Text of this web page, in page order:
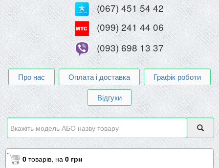
(067) 451 54 42
(099) 241 44 06
(093) 698 13 37
Про нас Оплата і доставка
Графік роботи
Відгуки
0 товарів, на 0 грн